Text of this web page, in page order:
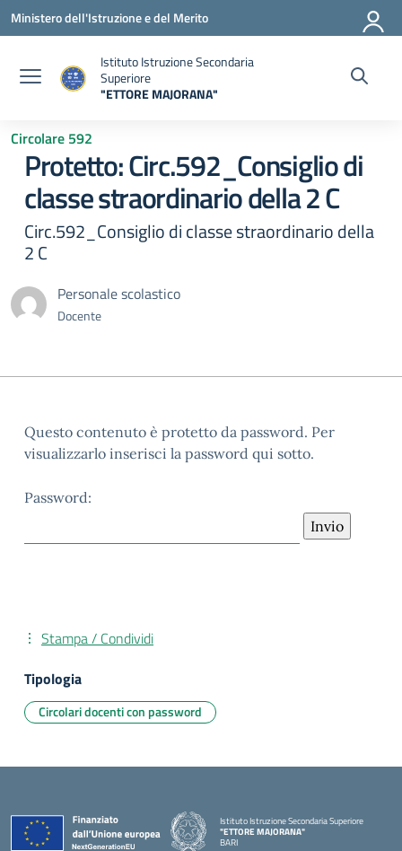
Vai ai contenuti
Vai al menu di navigazione
Vai al footer
Ministero dell'Istruzione e del Merito
Istituto Istruzione Secondaria
Superiore
"ETTORE MAJORANA"
Circolare 592
Protetto: Circ.592_Consiglio di
classe straordinario della 2 C
Circ.592_Consiglio di classe straordinario della
2 C
Personale scolastico
Docente
Questo contenuto è protetto da password. Per
visualizzarlo inserisci la password qui sotto.
Password:
Stampa / Condividi
Tipologia
Circolari docenti con password
Istituto Istruzione Secondaria Superiore
"ETTORE MAJORANA"
BARI